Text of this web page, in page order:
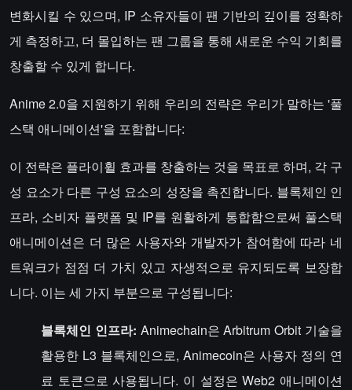
변화시킬 수 있으며, IP 소유자들이 팬 기반의 깊이를 정확하
게 측정하고, 더 몰입하는 팬 그룹을 통해 새로운 수익 기회를
창출할 수 있게 합니다.
Anime 2.0을 지원하기 위해 우리의 전략은 우리가 말하는 '풀
스택 애니메이션'을 포함합니다:
이 전략은 플라이휠 효과를 창출하는 것을 목표로 하며, 각 구
성 요소가 다른 구성 요소의 성장을 촉진합니다. 블록체인 인
프라, 소비자 플랫폼 및 IP를 원활하게 통합함으로써 풀스택
애니메이션은 더 많은 사용자와 개발자가 참여함에 따라 네
트워크가 점점 더 가치 있고 자생적으로 유지되도록 보장합
니다. 이는 세 가지 부분으로 구성됩니다:
블록체인 인프라: Animechain은 Arbitrum Orbit 기술을
활용한 L3 블록체인으로, Animecoin은 사용자 정의 연
료 토큰으로 사용됩니다. 이 설정은 Web2 애니메이션